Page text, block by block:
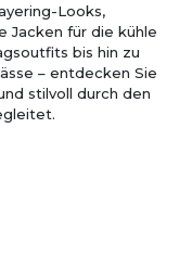
Looks,
Jacken für die kühle
bis hin zu
– entdecken Sie
stilvoll durch den